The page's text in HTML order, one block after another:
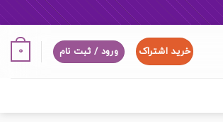
خرید اشتراک ورود / ثبت نام 0